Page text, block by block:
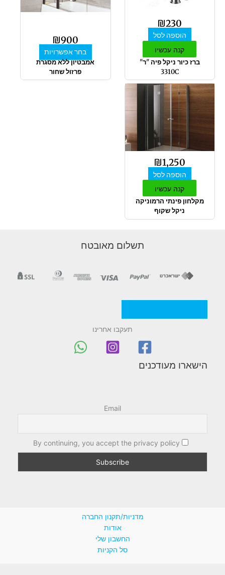
₪230
הוספה לסל
קנה עכשיו
ברז כיור ניקל פיה "ר"
3310C
₪900
בחר אפשרויות
ניתן
האפשרויות
בעמוד
המוצר
אמבטיון ללא מסגרת
פרזול שחור
₪1,250
הוספה לסל
קנה עכשיו
מקלחון פינתי הרמוניקה
ניקל שקוף
תשלום מאובטח
תעקבו אחרינו
הישארו מעודכנים
Email
By continuing, you accept the privacy policy
מדניות/תקנון החברה
אודות
החשבון שלי
סל הקניות